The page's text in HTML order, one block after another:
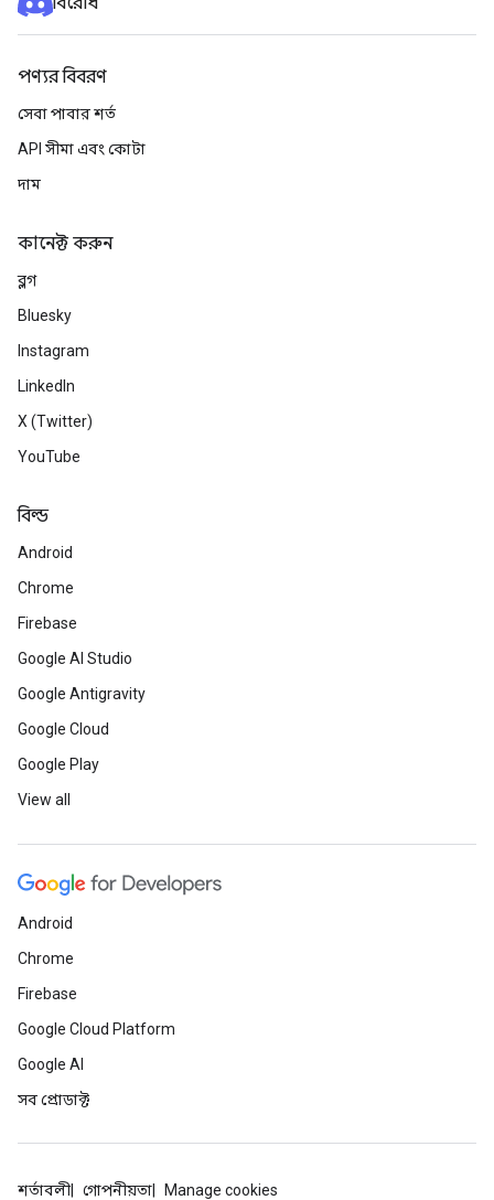
পণ্যর বিবরণ
সেবা পাবার শর্ত
API সীমা এবং কোটা
দাম
কানেক্ট করুন
ব্লগ
Bluesky
Instagram
LinkedIn
X (Twitter)
YouTube
বিল্ড
Android
Chrome
Firebase
Google AI Studio
Google Antigravity
Google Cloud
Google Play
View all
Android
Chrome
Firebase
Google Cloud Platform
Google AI
সব প্রোডাক্ট
শর্তাবলী গোপনীয়তা Manage cookies